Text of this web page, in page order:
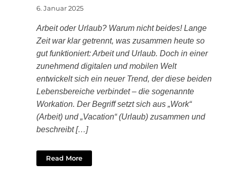
6. Januar 2025
Arbeit oder Urlaub? Warum nicht beides! Lange
Zeit war klar getrennt, was zusammen heute so
gut funktioniert: Arbeit und Urlaub. Doch in einer
zunehmend digitalen und mobilen Welt
entwickelt sich ein neuer Trend, der diese beiden
Lebensbereiche verbindet – die sogenannte
Workation. Der Begriff setzt sich aus „Work“
(Arbeit) und „Vacation“ (Urlaub) zusammen und
beschreibt […]
Read More